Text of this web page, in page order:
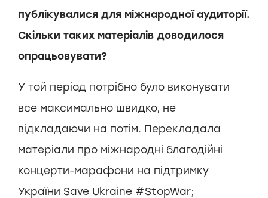
публікувалися для міжнародної аудиторії.
Скільки таких матеріалів доводилося
опрацьовувати?
У той період потрібно було виконувати
все максимально швидко, не
відкладаючи на потім. Перекладала
матеріали про міжнародні благодійні
концерти-марафони на підтримку
України Save Ukraine #StopWar;